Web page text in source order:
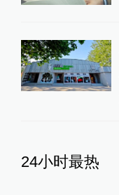
24小时最热